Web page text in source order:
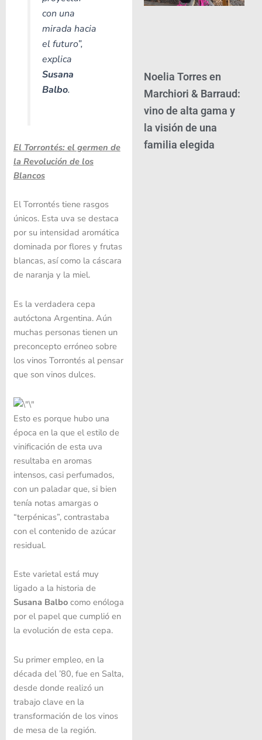
con una
mirada hacia
el futuro”,
explica
Susana
Balbo.
El Torrontés: el germen de
la Revolución de los
Blancos
El Torrontés tiene rasgos
únicos. Esta uva se destaca
por su intensidad aromática
dominada por flores y frutas
blancas, así como la cáscara
de naranja y la miel.
Es la verdadera cepa
autóctona Argentina. Aún
muchas personas tienen un
preconcepto erróneo sobre
los vinos Torrontés al pensar
que son vinos dulces.
Esto es porque hubo una
época en la que el estilo de
vinificación de esta uva
resultaba en aromas
intensos, casi perfumados,
con un paladar que, si bien
tenía notas amargas o
“terpénicas”, contrastaba
con el contenido de azúcar
residual.
Este varietal está muy
ligado a la historia de
Susana Balbocomo enóloga
por el papel que cumplió en
la evolución de esta cepa.
Su primer empleo, en la
década del ’80, fue en Salta,
desde donde realizó un
trabajo clave en la
transformación de los vinos
de mesa de la región.
Noelia Torres en
Marchiori & Barraud:
vino de alta gama y
la visión de una
familia elegida